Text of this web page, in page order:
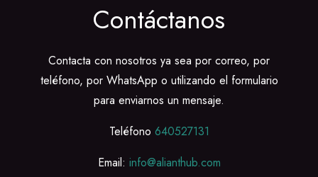
Contáctanos
Contacta con nosotros ya sea por correo, por
teléfono, por WhatsApp o utilizando el formulario
para enviarnos un mensaje.
Teléfono 640527131
Email: info@alianthub.com